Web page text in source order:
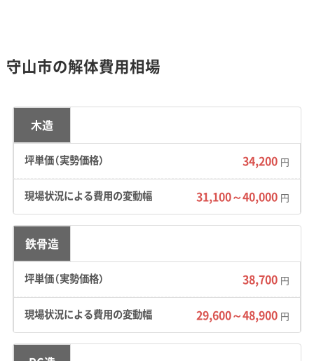
史的な街並みと未来的な開発が共存する、独自の魅
地形・道路事情と解体費用の傾向
かつての蓮根畑に由来する軟弱地盤と、旧宿場
町特有の狭い道路が、重機作業の制約や手壊し
工事の必要性を生み、解体費用を押し上げる主
な要因になっています。
地形の特徴：野洲川の扇状地末端に位置し、かつ
守山市の解体費用相場
木造
34,200 円
31,100～40,000 円
鉄骨造
38,700 円
29,600～48,900 円